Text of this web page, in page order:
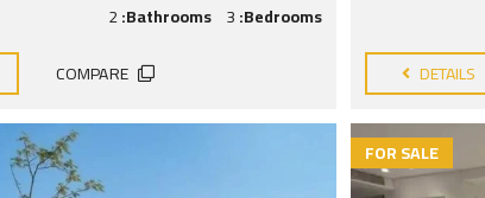
DETAILS
Bedrooms:
3
Bathrooms:
2
COMPARE
FOR SALE